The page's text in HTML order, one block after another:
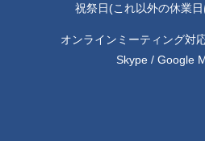
祝祭日(これ以外の休業
オンラインミーティング対
Skype / Google